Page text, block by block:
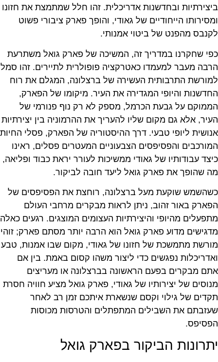
ביצירתיות ובחדשנות אדריכלית. זהו חלל שמתמצת את חזונו
ומסירותו הייחודיים של גאודי, והופך פארק ציבורי פשוט
לקנבס מהפנט של ביטוי אמנותי.
כפי שחקרנו במדריך זה, המשיכה של פארק גואל משתרעת
הרבה מעבר למעמדו כאטרקציה פופולרית לתיירים. זהו סמל
למורשת התרבותית העשירה של ברצלונה, המגלם את רוח
החדשנות והיופי המגדירה את העיר. מיקומו של הפארק,
הממוקם על גבעת הכרמל, מספק לא רק נוף פנורמי של
העיר, אלא גם מקום שליו להעריך את ההרמוניה בין יצירתיות
אנושית ליופי טבעי. דרך ההיסטוריה של הפארק, פסלי החיות
המורכבים והפסיפסים הצבעוניים המעטרים פסלים, ראינו
כיצד עבודותיו של גאודי ממשיכות לעורר יראת כבוד ופליאה,
מה שהופך את פארק גואל ליעד חובה לביקור.
כשהשמש שוקעת מעל ברצלונה, רוחצת את הפסיפסים של
הפארק באור זהוב, ניתן לראות מבקרים מרחבי העולם
מתפעלים מהיופי והיצירתיות העצומים המוצגים. רגעים כאלה
מדגישים מדוע פארק גואל הוא הרבה יותר מסתם פארק; זוהי
מורשת מתמשכת של חזונו של גאודי, מקום שבו אמנות, טבע
ואדריכלות נפגשים כדי ליצור משהו קסום באמת. בין אם
אתם מבקרים בפעם הראשונה בברצלונה או מעריצים
מנוסים של יצירותיו של גאודי, פארק גואל מציע חוויה חסרת
תקדים של גילוי וקסם שנשארת איתכם זמן רב לאחר
שעזבתם את השבילים המתפתלים והטרסות מכוסות
הפסיפס.
יתרונות הביקור בפארק גואל